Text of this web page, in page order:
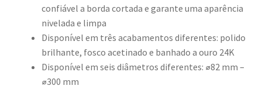
confiável a borda cortada e garante uma aparência
nivelada e limpa
Disponível em três acabamentos diferentes: polido
brilhante, fosco acetinado e banhado a ouro 24K
Disponível em seis diâmetros diferentes: ⌀82 mm –
⌀300 mm